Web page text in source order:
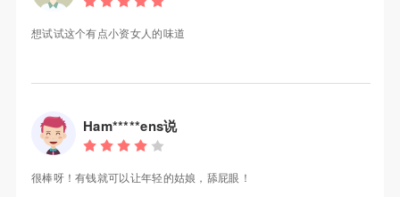
想试试这个有点小资女人的味道
Ham*****ens说
很棒呀！有钱就可以让年轻的姑娘，舔屁眼！